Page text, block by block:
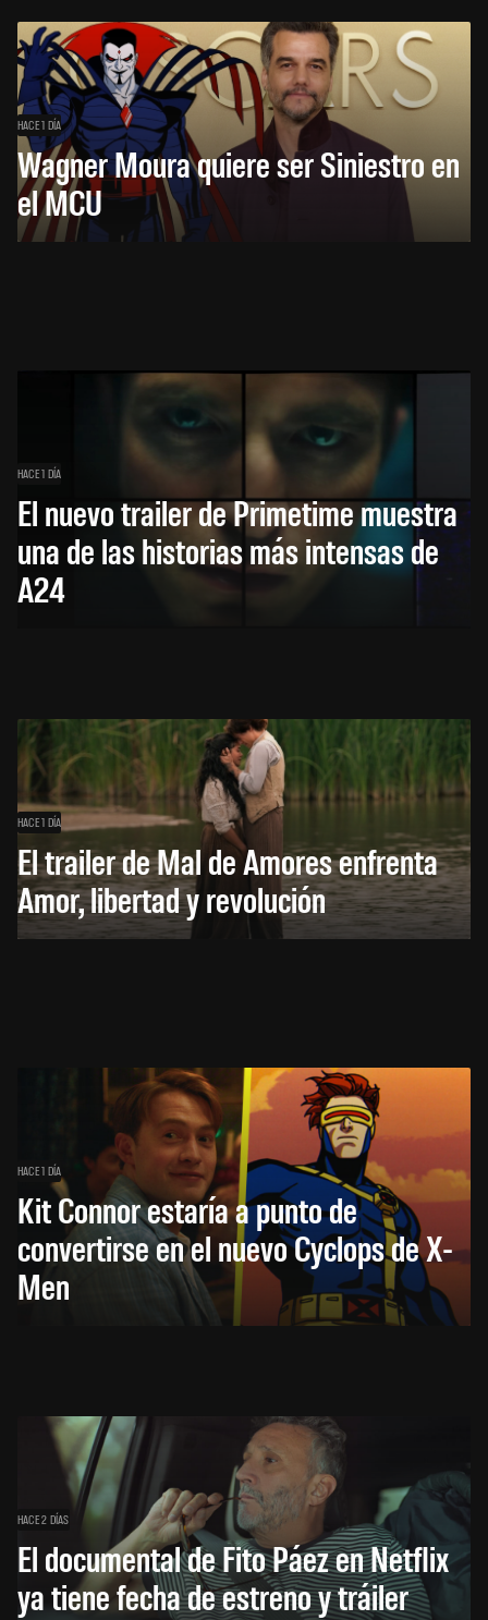
HACE 1 DÍA
Wagner Moura quiere ser Siniestro en
el MCU
HACE 1 DÍA
El nuevo trailer de Primetime muestra
una de las historias más intensas de
A24
HACE 1 DÍA
El trailer de Mal de Amores enfrenta
Amor, libertad y revolución
HACE 1 DÍA
Kit Connor estaría a punto de
convertirse en el nuevo Cyclops de X-
Men
HACE 2 DÍAS
El documental de Fito Páez en Netflix
ya tiene fecha de estreno y tráiler